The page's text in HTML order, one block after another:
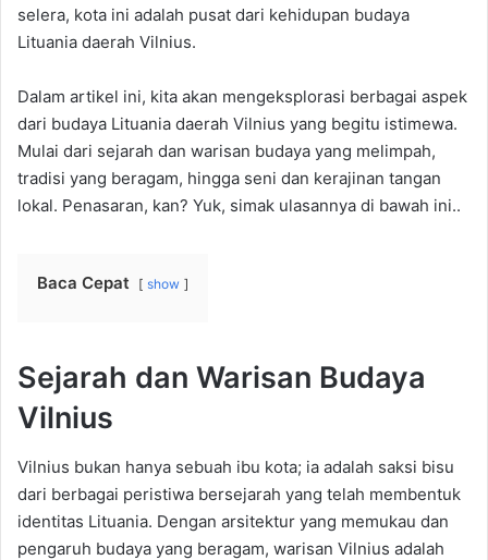
selera, kota ini adalah pusat dari kehidupan budaya
Lituania daerah Vilnius.
Dalam artikel ini, kita akan mengeksplorasi berbagai aspek
dari budaya Lituania daerah Vilnius yang begitu istimewa.
Mulai dari sejarah dan warisan budaya yang melimpah,
tradisi yang beragam, hingga seni dan kerajinan tangan
lokal. Penasaran, kan? Yuk, simak ulasannya di bawah ini..
Baca Cepat show
Sejarah dan Warisan Budaya
Vilnius
Vilnius bukan hanya sebuah ibu kota; ia adalah saksi bisu
dari berbagai peristiwa bersejarah yang telah membentuk
identitas Lituania. Dengan arsitektur yang memukau dan
pengaruh budaya yang beragam, warisan Vilnius adalah